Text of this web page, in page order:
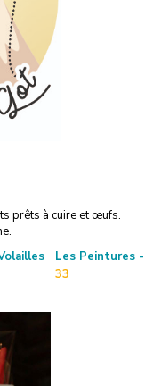
prêts à cuire et œufs.
Les Peintures -
33